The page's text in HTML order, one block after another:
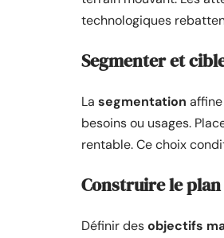
technologiques
Segmenter et
La segmentation
besoins ou usages.
rentable. Ce choix
Construire le
Définir desobjectifs